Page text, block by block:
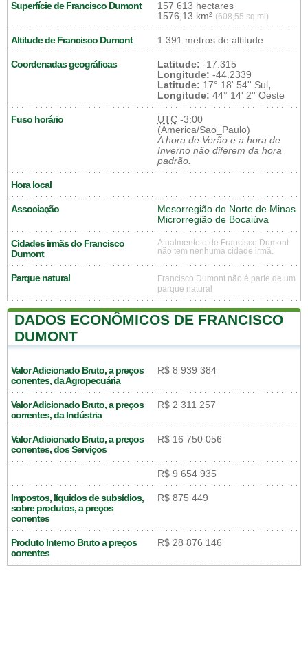
Superfície de Francisco Dumont
157 613 hectares
1576,13 km² (608,55 sq mi)
Altitude de Francisco Dumont 1 391 metros de altitude
Coordenadas geográficas Latitude: -17.315
Longitude: -44.2339
Latitude: 17° 18' 54'' Sul,
Longitude: 44° 14' 2'' Oeste
Fuso horário UTC -3:00
(America/Sao_Paulo)
A hora de Verão e a hora de
Inverno não diferem da hora
padrão.
Hora local
Associação
Mesorregião do Norte de Minas
Microrregião de Bocaiúva
Cidades irmãs do Francisco
Dumont
Atualmente o de Francisco Dumont
não tem nenhuma cidade irmã.
Parque natural
Francisco Dumont não é parte de um
parque natural
DADOS ECONÔMICOS DE FRANCISCO
DUMONT
Valor Adicionado Bruto, a preços
correntes, da Agropecuária
R$ 8 939 384
Valor Adicionado Bruto, a preços
correntes, da Indústria
R$ 2 311 257
Valor Adicionado Bruto, a preços
correntes, dos Serviços
R$ 16 750 056
R$ 9 654 935
Impostos, líquidos de subsídios,
sobre produtos, a preços
correntes
R$ 875 449
Produto Interno Bruto a preços
correntes
R$ 28 876 146